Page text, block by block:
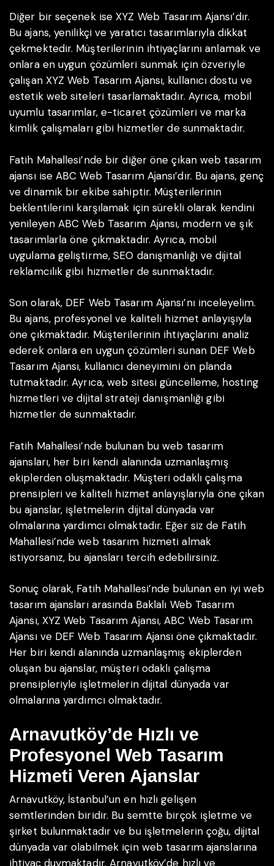
Diğer bir seçenek ise XYZ Web Tasarım Ajansı’dır.
Bu ajans, yenilikçi ve yaratıcı tasarımlarıyla dikkat
çekmektedir. Müşterilerinin ihtiyaçlarını anlamak ve
onlara en uygun çözümleri sunmak için özveriyle
çalışan XYZ Web Tasarım Ajansı, kullanıcı dostu ve
estetik web siteleri tasarlamaktadır. Ayrıca, mobil
uyumlu tasarımlar, e-ticaret çözümleri ve marka
kimlik çalışmaları gibi hizmetler de sunmaktadır.
Fatih Mahallesi’nde bir diğer öne çıkan web tasarım
ajansı ise ABC Web Tasarım Ajansı’dır. Bu ajans, genç
ve dinamik bir ekibe sahiptir. Müşterilerinin
beklentilerini karşılamak için sürekli olarak kendini
yenileyen ABC Web Tasarım Ajansı, modern ve şık
tasarımlarla öne çıkmaktadır. Ayrıca, mobil
uygulama geliştirme, SEO danışmanlığı ve dijital
reklamcılık gibi hizmetler de sunmaktadır.
Son olarak, DEF Web Tasarım Ajansı’nı inceleyelim.
Bu ajans, profesyonel ve kaliteli hizmet anlayışıyla
öne çıkmaktadır. Müşterilerinin ihtiyaçlarını analiz
ederek onlara en uygun çözümleri sunan DEF Web
Tasarım Ajansı, kullanıcı deneyimini ön planda
tutmaktadır. Ayrıca, web sitesi güncelleme, hosting
hizmetleri ve dijital strateji danışmanlığı gibi
hizmetler de sunmaktadır.
Fatih Mahallesi’nde bulunan bu web tasarım
ajansları, her biri kendi alanında uzmanlaşmış
ekiplerden oluşmaktadır. Müşteri odaklı çalışma
prensipleri ve kaliteli hizmet anlayışlarıyla öne çıkan
bu ajanslar, işletmelerin dijital dünyada var
olmalarına yardımcı olmaktadır. Eğer siz de Fatih
Mahallesi’nde web tasarım hizmeti almak
istiyorsanız, bu ajansları tercih edebilirsiniz.
Sonuç olarak, Fatih Mahallesi’nde bulunan en iyi web
tasarım ajansları arasında Baklalı Web Tasarım
Ajansı, XYZ Web Tasarım Ajansı, ABC Web Tasarım
Ajansı ve DEF Web Tasarım Ajansı öne çıkmaktadır.
Her biri kendi alanında uzmanlaşmış ekiplerden
oluşan bu ajanslar, müşteri odaklı çalışma
prensipleriyle işletmelerin dijital dünyada var
olmalarına yardımcı olmaktadır.
Arnavutköy’de Hızlı ve
Profesyonel Web Tasarım
Hizmeti Veren Ajanslar
Arnavutköy, İstanbul’un en hızlı gelişen
semtlerinden biridir. Bu semtte birçok işletme ve
şirket bulunmaktadır ve bu işletmelerin çoğu, dijital
dünyada var olabilmek için web tasarım ajanslarına
ihtiyaç duymaktadır. Arnavutköy’de hızlı ve